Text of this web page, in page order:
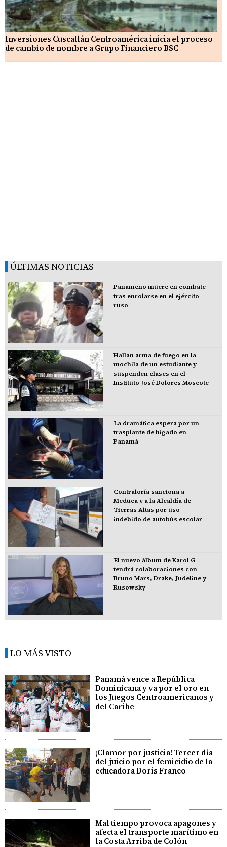
Inversiones Cuscatlán Centroamérica inicia el proceso
de cambio de nombre a Grupo Financiero BSC
ÚLTIMAS NOTICIAS
Panameño muere en combate
tras enrolarse en el ejército
ruso
Hallan arma de fuego en la
mochila de un estudiante y
suspenden clases en el
Instituto José Dolores Moscote
La dramática espera por un
trasplante de hígado en
Panamá
Contraloría sanciona a
Meduca y a la Alcaldía de
Tierras Altas por uso
indebido de autobús escolar
El nuevo álbum de Karol G
tendrá colaboraciones con
Bruno Mars, Drake, Judeline y
Rusowsky
LO MÁS VISTO
Panamá vence a República
Dominicana y va por el oro en
los Juegos Centroamericanos y
del Caribe
¡Clamor por justicia! Tercer día
del juicio por el femicidio de la
educadora Doris Franco
Mal tiempo provoca apagones y
afecta el transporte marítimo en
la Costa Arriba de Colón